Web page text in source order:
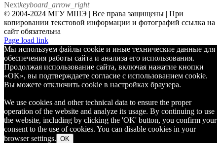
Nextkeyboard_arrow_right
© 2004-2024 МГУ МШЭ | Все права защищены | При
копировании текстовой информации и фотографий ссылка на
сайт обязательна
Telegram
Page load link
Мы используем файлы cookie и иные технические данные для
обеспечения работы сайта и анализа его использования.
Продолжая использование сайта, включая нажатие кнопки
«OK», вы подтверждаете согласие с использованием cookie.
Вы можете отключить cookie в настройках браузера.
We use cookies and other technical data to ensure the proper
operation of the website and analyze its usage. By continuing to use
the website, including by clicking the 'OK' button, you confirm your
consent to the use of cookies. You can disable cookies in your
browser settings. OK